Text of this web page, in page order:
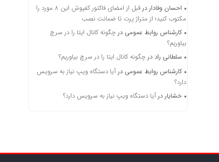
احسان وفادار در
قبل از امضای فاکتور کفپوش این ۸ مورد را
مکتوب کنید؛ از متراژ پرت تا ضمانت نصب
کارشناس روابط عمومی در چگونه کانال ایتا را در سرچ
بیاوریم؟
سلطانی راد در چگونه کانال ایتا را در سرچ بیاوریم؟
کارشناس روابط عمومی در آیا دستگاه ویپ نیاز به سرویس
دارد؟
خشایار در آیا دستگاه ویپ نیاز به سرویس دارد؟